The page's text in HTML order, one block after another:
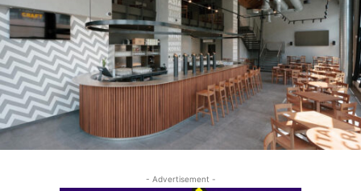
- Advertisement -